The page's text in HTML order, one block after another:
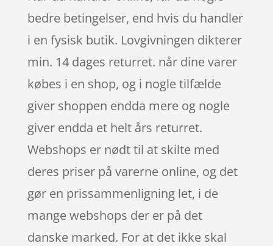
bedre betingelser, end hvis du handler
i en fysisk butik. Lovgivningen dikterer
min. 14 dages returret. når dine varer
købes i en shop, og i nogle tilfælde
giver shoppen endda mere og nogle
giver endda et helt års returret.
Webshops er nødt til at skilte med
deres priser på varerne online, og det
gør en prissammenligning let, i de
mange webshops der er på det
danske marked. For at det ikke skal